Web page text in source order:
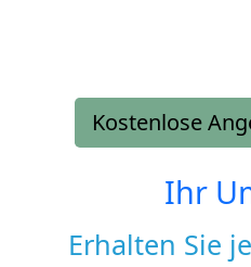
Kostenlose
Ihr
Erhalten Sie